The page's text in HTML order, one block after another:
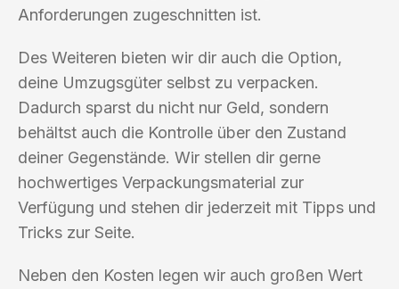
Anforderungen zugeschnitten ist.
Des Weiteren bieten wir dir auch die Option,
deine Umzugsgüter selbst zu verpacken.
Dadurch sparst du nicht nur Geld, sondern
behältst auch die Kontrolle über den Zustand
deiner Gegenstände. Wir stellen dir gerne
hochwertiges Verpackungsmaterial zur
Verfügung und stehen dir jederzeit mit Tipps und
Tricks zur Seite.
Neben den Kosten legen wir auch großen Wert